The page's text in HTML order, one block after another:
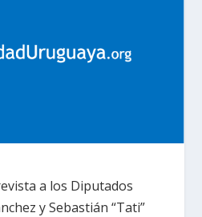
a los Diputados
y Sebastián “Tati”